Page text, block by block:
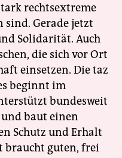
rechtsextreme
sind. Gerade jetzt
Solidarität. Auch
die sich vor Ort
einsetzen. Die taz
beginnt im
bundesweit
baut einen
Schutz und Erhalt
braucht guten, frei